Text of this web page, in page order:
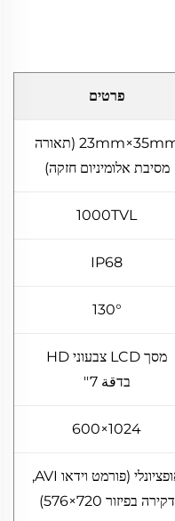
פרטים
23mm×35mm (תאורה
מסיבת אלומיניום חזקה)
1000TVL
IP68
130°
מסך LCD צבעוני HD
בדقة 7''
1024×600
אופציונלי (פורמט וידאו AVI,
דקירה בפיזור 720×576)